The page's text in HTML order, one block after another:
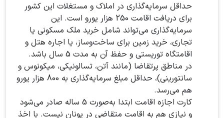
حداقل سرمایه‌گذاری در املاک و مستغلات این کشور
برای دریافت اقامت 250 هزار یورو است. این
سرمایه‌گذاری می‌تواند شامل خرید ملک مسکونی یا
تجاری، خرید زمین برای ساخت‌وساز، یا اجاره هتل و
اقامتگاه توریستی و حفظ آن به مدت 5 سال باشد.
در مناطق پرتقاضا (مانند آتن، تسالونیکی، میکونوس و
سانتورینی)، حداقل مبلغ سرمایه‌گذاری به 800 هزار یورو
هم می‌رسد.
کارت اجازه اقامت ابتدا به‌صورت 5 ساله صادر می‌شود
و نیازی هم به اقامت متقاضی در یونان نیست. با اخذ